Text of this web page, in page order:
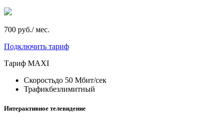
700 руб./ мес.
Подключить тариф
Тариф MAXI
Скоростьдо 50 Мбит/сек
Трафикбезлимитный
Интерактивное телевидение